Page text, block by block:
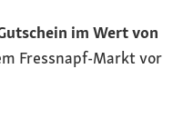
im Wert von
Fressnapf-Markt vor